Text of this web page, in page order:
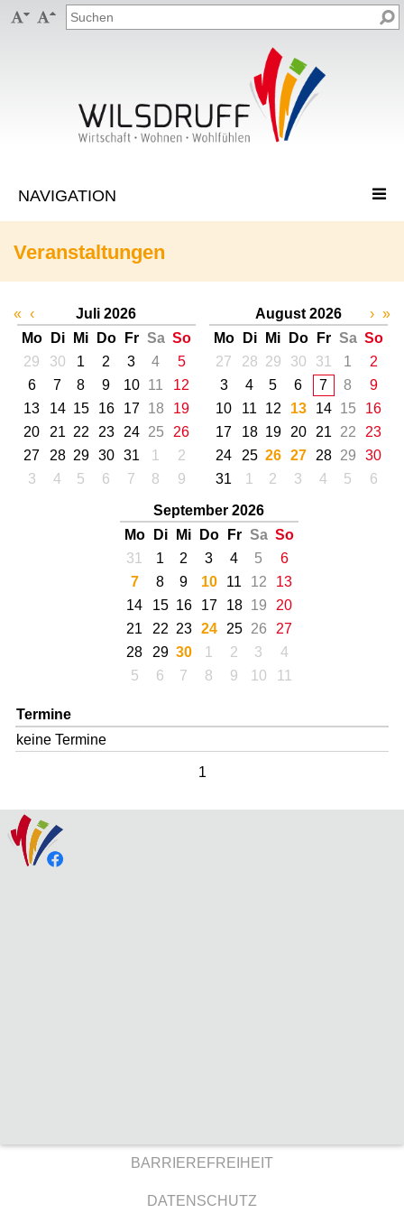
 
Veranstaltungen
« ‹
Juli 2026
Mo
Di Mi Do Fr Sa So
29
30 1 2 3 4
5
6
7 8 9 10 11
12
13
14 15 16 17 18
19
20
21 22 23 24 25
26
27
28 29 30 31 1
2
3
4 5 6 7 8 9
August 2026
Mo
Di Mi Do Fr Sa So
27
28 29 30 31 1
2
3
4 5 6 7 8
9
10
11 12 13 14 15
16
17
18 19 20 21 22
23
24
25 26 27 28 29
30
31
1 2 3 4 5 6
September 2026
Mo
Di Mi Do Fr Sa So
31
1 2 3 4 5
6
7
8 9 10 11 12
13
14
15 16 17 18 19
20
21
22 23 24 25 26
27
28
29 30 1 2 3
4
5
6 7 8 9 10 11
› »
Termine
keine Termine
1
BARRIEREFREIHEIT
DATENSCHUTZ